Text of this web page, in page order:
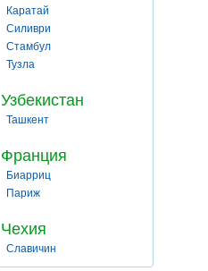
Каратай
Силиври
Стамбул
Тузла
Узбекистан
Ташкент
Франция
Биарриц
Париж
Чехия
Славичин